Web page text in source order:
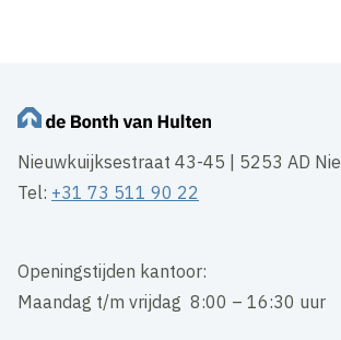
Nieuwkuijksestraat 43-45 | 5253 AD
Tel: +31 73 511 90 22
Openingstijden kantoor:
Maandag t/m vrijdag 8:00 – 16:30 uur